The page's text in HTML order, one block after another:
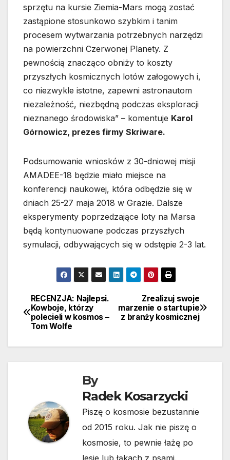
sprzętu na kursie Ziemia-Mars mogą zostać
zastąpione stosunkowo szybkim i tanim
procesem wytwarzania potrzebnych narzędzi
na powierzchni Czerwonej Planety. Z
pewnością znacząco obniży to koszty
przyszłych kosmicznych lotów załogowych i,
co niezwykle istotne, zapewni astronautom
niezależność, niezbędną podczas eksploracji
nieznanego środowiska” – komentuje Karol
Górnowicz, prezes firmy Skriware.
Podsumowanie wniosków z 30-dniowej misji
AMADEE-18 będzie miało miejsce na
konferencji naukowej, która odbędzie się w
dniach 25-27 maja 2018 w Grazie. Dalsze
eksperymenty poprzedzające loty na Marsa
będą kontynuowane podczas przyszłych
symulacji, odbywających się w odstępie 2-3 lat.
Nawigacja
wpisu
Zrealizuj swoje
marzenie o startupie
z branży kosmicznej
RECENZJA: Najlepsi.
Kowboje, którzy
polecieli w kosmos –
Tom Wolfe
By
Radek Kosarzycki
Piszę o kosmosie bezustannie
od 2015 roku. Jak nie piszę o
kosmosie, to pewnie łażę po
lesie lub łąkach z psami.